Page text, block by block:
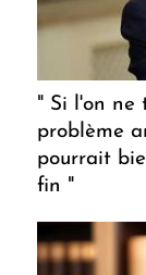
" Si l'on ne
problème
pourrait
fin "